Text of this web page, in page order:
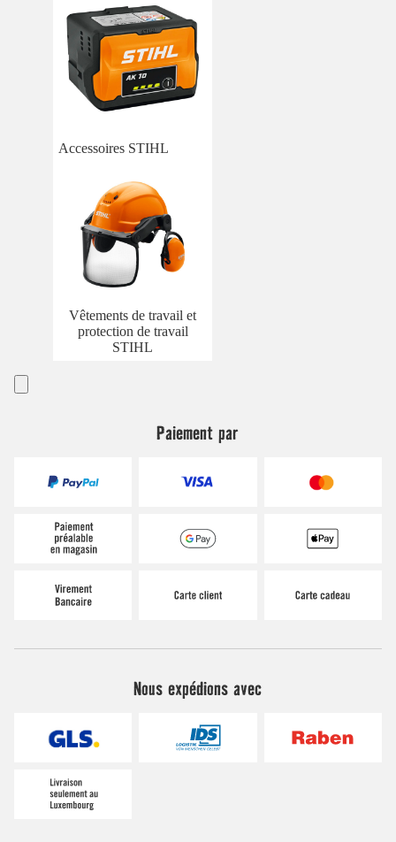
Accessoires STIHL
Vêtements de travail et
protection de travail
STIHL
Paiement par
Nous expédions avec